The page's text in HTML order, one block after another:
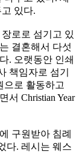
있다.
로로 섬기고 있
결혼해서 다섯
. 오랫동안 인쇄
책임자로 섬기
으로 활동하고
서 Christian Year
구원받아 침례
다. 레시는 웨스